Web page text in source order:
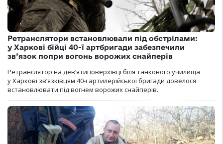
Ретранслятори встановлювали під обстрілами:
у Харкові бійці 40-ї артбригади забезпечили
зв’язок попри вогонь ворожих снайперів
Ретранслятор на дев’ятиповерхівці біля танкового училища
у Харкові зв’язківцям 40-ї артилерійської бригади довелося
встановлювати під вогнем ворожих снайперів.